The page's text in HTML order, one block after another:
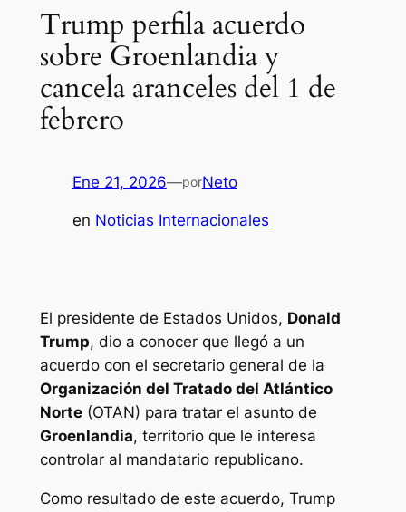
Trump perfila acuerdo
sobre Groenlandia y
cancela aranceles del 1 de
febrero
Ene 21, 2026—porNeto
en Noticias Internacionales
El presidente de Estados Unidos, Donald
Trump, dio a conocer que llegó a un
acuerdo con el secretario general de la
Organización del Tratado del Atlántico
Norte(OTAN) para tratar el asunto de
Groenlandia, territorio que le interesa
controlar al mandatario republicano.
Como resultado de este acuerdo, Trump